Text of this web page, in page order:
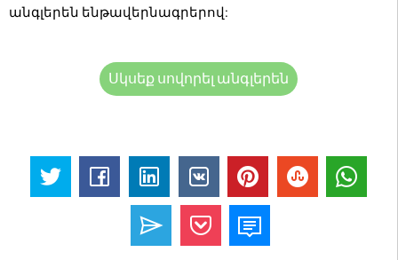
անգլերեն ենթավերնագրերով:
Սկսեք սովորել անգլերեն